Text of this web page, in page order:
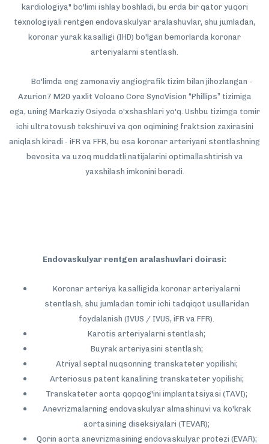
kardiologiya" bo'limi ishlay boshladi, bu erda bir qator yuqori
texnologiyali rentgen endovaskulyar aralashuvlar, shu jumladan,
koronar yurak kasalligi (IHD) bo'lgan bemorlarda koronar
arteriyalarni stentlash.
Bo'limda eng zamonaviy angiografik tizim bilan jihozlangan -
Azurion7 M20 yaxlit Volcano Core SyncVision “Phillips” tizimiga
ega, uning Markaziy Osiyoda o'xshashlari yo'q. Ushbu tizimga tomir
ichi ultratovush tekshiruvi va qon oqimining fraktsion zaxirasini
aniqlash kiradi - iFR va FFR, bu esa koronar arteriyani stentlashning
bevosita va uzoq muddatli natijalarini optimallashtirish va
yaxshilash imkonini beradi.
Endovaskulyar rentgen aralashuvlari doirasi:
Koronar arteriya kasalligida koronar arteriyalarni
stentlash, shu jumladan tomir ichi tadqiqot usullaridan
foydalanish (IVUS / IVUS, iFR va FFR).
Karotis arteriyalarni stentlash;
Buyrak arteriyasini stentlash;
Atriyal septal nuqsonning transkateter yopilishi;
Arteriosus patent kanalining transkateter yopilishi;
Transkateter aorta qopqog'ini implantatsiyasi (TAVI);
Anevrizmalarning endovaskulyar almashinuvi va ko'krak
aortasining diseksiyalari (TEVAR);
Qorin aorta anevrizmasining endovaskulyar protezi (EVAR);